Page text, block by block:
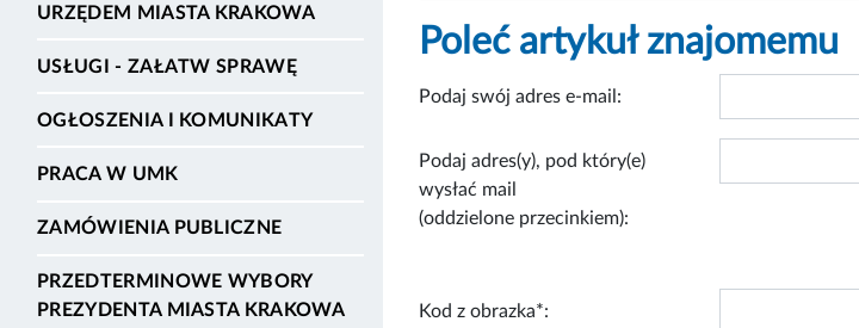
URZĘDEM MIASTA KRAKOWA
USŁUGI - ZAŁATW SPRAWĘ
OGŁOSZENIA I KOMUNIKATY
PRACA W UMK
ZAMÓWIENIA PUBLICZNE
PRZEDTERMINOWE WYBORY
PREZYDENTA MIASTA KRAKOWA
Poleć artykuł znajomemu
Podaj swój adres e-mail:
Podaj adres(y), pod który(e)
wysłać mail
(oddzielone przecinkiem):
Kod z obrazka*: